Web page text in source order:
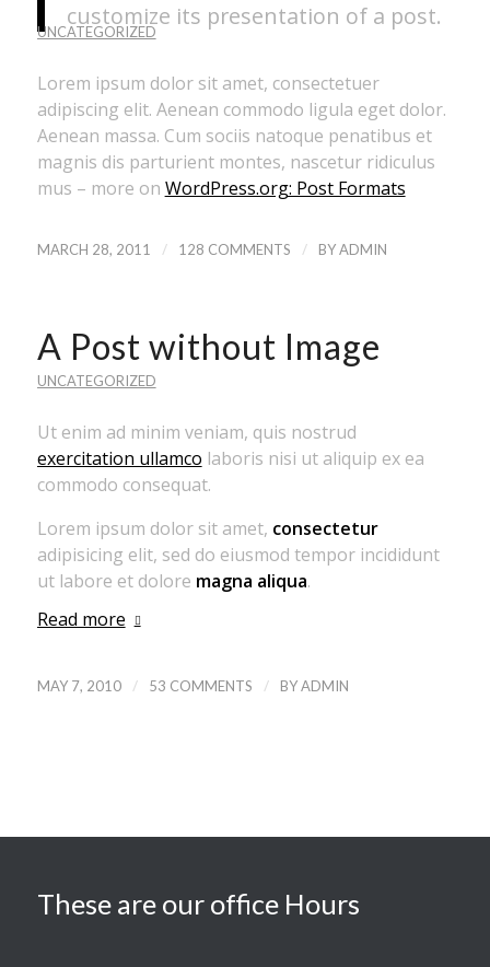
customize its presentation of a post.
UNCATEGORIZED
Lorem ipsum dolor sit amet, consectetuer
adipiscing elit. Aenean commodo ligula eget dolor.
Aenean massa. Cum sociis natoque penatibus et
magnis dis parturient montes, nascetur ridiculus
mus – more on WordPress.org: Post Formats
MARCH 28, 2011 / 128 COMMENTS / BYADMIN
A Post without Image
UNCATEGORIZED
Ut enim ad minim veniam, quis nostrud
exercitation ullamco laboris nisi ut aliquip ex ea
commodo consequat.
Lorem ipsum dolor sit amet, consectetur
adipisicing elit, sed do eiusmod tempor incididunt
ut labore et dolore magna aliqua.
Read more
MAY 7, 2010 / 53 COMMENTS / BYADMIN
These are our office Hours